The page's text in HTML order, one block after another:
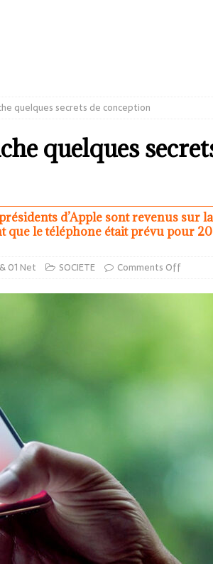
quelques secrets de conception
quelques
d’Apple sont revenus sur
que le téléphone était prévu pour
01 Net SOCIETE Comments Off